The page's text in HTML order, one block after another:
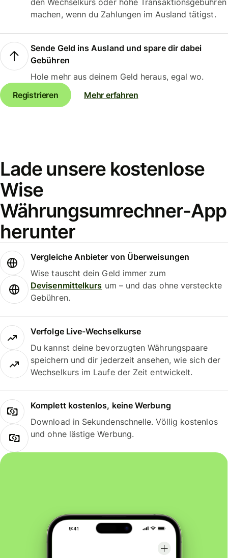
den Wechselkurs oder hohe Transaktionsgebühren
machen, wenn du Zahlungen im Ausland tätigst.
Sende Geld ins Ausland und spare dir dabei
Gebühren
Hole mehr aus deinem Geld heraus, egal wo.
Registrieren
Mehr erfahren
Lade unsere kostenlose
Wise
Währungsumrechner-App
herunter
Vergleiche Anbieter von Überweisungen
Wise tauscht dein Geld immer zum
Devisenmittelkurs um – und das ohne versteckte
Gebühren.
Verfolge Live-Wechselkurse
Du kannst deine bevorzugten Währungspaare
speichern und dir jederzeit ansehen, wie sich der
Wechselkurs im Laufe der Zeit entwickelt.
Komplett kostenlos, keine Werbung
Download in Sekundenschnelle. Völlig kostenlos
und ohne lästige Werbung.